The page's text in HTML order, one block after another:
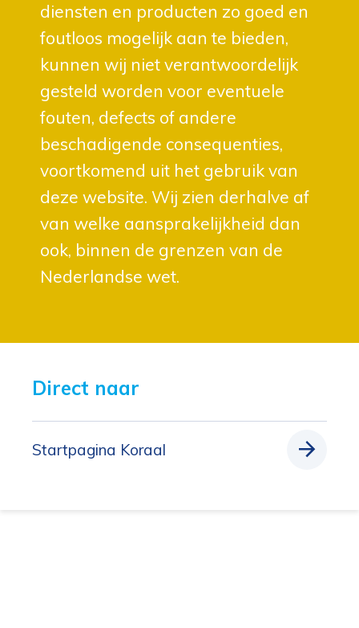
diensten en producten zo goed en
foutloos mogelijk aan te bieden,
kunnen wij niet verantwoordelijk
gesteld worden voor eventuele
fouten, defects of andere
beschadigende consequenties,
voortkomend uit het gebruik van
deze website. Wij zien derhalve af
van welke aansprakelijkheid dan
ook, binnen de grenzen van de
Nederlandse wet.
Direct naar
Startpagina Koraal